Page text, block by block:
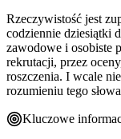
Najczęstsze pytania
Współpraca z
Rzeczywistość jest
codziennie dziesiątki
zawodowe i osobiste
rekrutacji, przez
roszczenia. I wcale
rozumieniu tego
Kluczowe